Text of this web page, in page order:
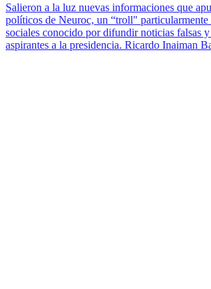
Salieron a la luz nuevas informaciones que
políticos de Neuroc, un “troll" particularmente
sociales conocido por difundir noticias falsas y
aspirantes a la presidencia. Ricardo Inaiman